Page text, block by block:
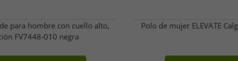
para hombre con cuello alto,
FV7448-010 negra
Polo de mujer ELEVATE